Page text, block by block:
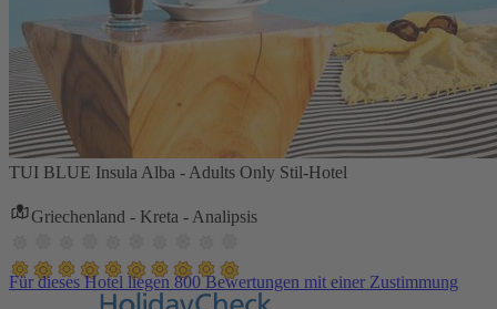
TUI BLUE Insula Alba - Adults Only Stil-Hotel
Griechenland - Kreta - Analipsis
Für dieses Hotel liegen 800 Bewertungen mit einer Zustimmung